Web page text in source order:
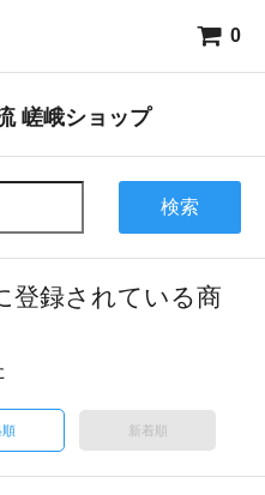
0
嵯峨ショップ
検索
登録されている商
順 新着順